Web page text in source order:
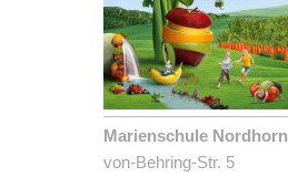
Marienschule Nordhorn
von-Behring-Str. 5